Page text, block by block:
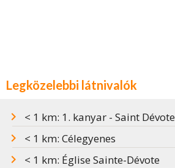
Legközelebbi látnivalók
< 1 km: 1. kanyar - Saint Dévote
< 1 km: Célegyenes
< 1 km: Église Sainte-Dévote